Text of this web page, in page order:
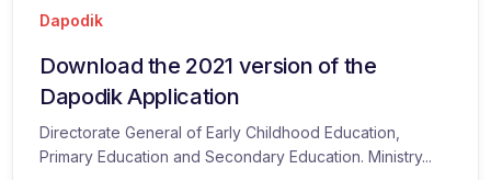
Dapodik
Download the 2021 version of the
Dapodik Application
Directorate General of Early Childhood Education,
Primary Education and Secondary Education. Ministry...